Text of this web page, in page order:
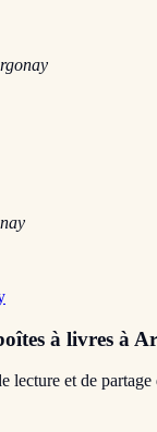
à livres à
lecture et de